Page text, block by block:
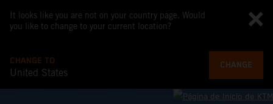
It looks like you are not on your country page. Would
you like to change to your current location?
CHANGE TO
United States
CHANGE